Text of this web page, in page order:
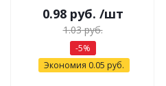
0.98руб. /шт
1.03руб.
-5%
Экономия 0.05 руб.